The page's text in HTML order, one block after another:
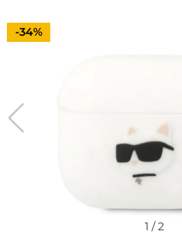
Priset är nedsatt med
-34%
1 /2